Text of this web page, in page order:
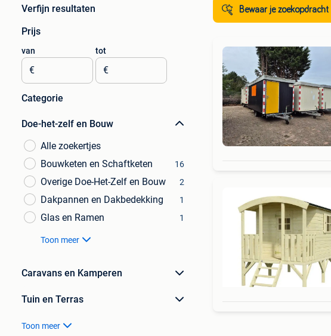
Verfijn resultaten
Prijs
van
€
tot
€
Categorie
Doe-het-zelf en Bouw
Alle zoekertjes
Bouwketen en Schaftketen
16
Overige Doe-Het-Zelf en Bouw 2
Dakpannen en Dakbedekking 1
Glas en Ramen 1
Toon meer
Caravans en Kamperen
Tuin en Terras
Toon meer
Bewaar je zoekopdracht